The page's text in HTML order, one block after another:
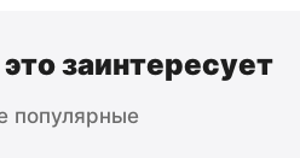
заинтересует
популярные